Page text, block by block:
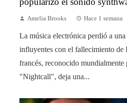
Amelia Brooks Hace 1 semana
La música electrónica perdió a
influyentes con el fallecimiento
francés, reconocido mundialmente
"Nightcall", deja una...